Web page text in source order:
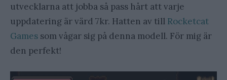
utvecklarna att jobba så pass hårt att varje
uppdatering är värd 7kr. Hatten av till Rocketcat
Games som vågar sig på denna modell. För mig är
den perfekt!